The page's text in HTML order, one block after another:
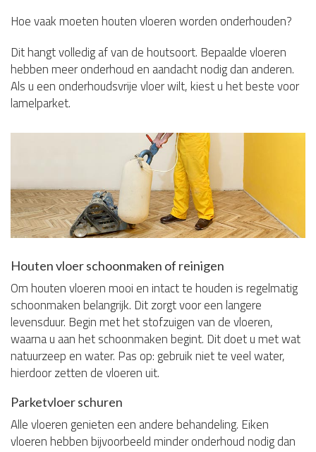
Hoe vaak moeten houten vloeren worden onderhouden?
Dit hangt volledig af van de houtsoort. Bepaalde vloeren
hebben meer onderhoud en aandacht nodig dan anderen.
Als u een onderhoudsvrije vloer wilt, kiest u het beste voor
lamelparket.
Houten vloer schoonmaken of reinigen
Om houten vloeren mooi en intact te houden is regelmatig
schoonmaken belangrijk. Dit zorgt voor een langere
levensduur. Begin met het stofzuigen van de vloeren,
waarna u aan het schoonmaken begint. Dit doet u met wat
natuurzeep en water. Pas op: gebruik niet te veel water,
hierdoor zetten de vloeren uit.
Parketvloer schuren
Alle vloeren genieten een andere behandeling. Eiken
vloeren hebben bijvoorbeeld minder onderhoud nodig dan